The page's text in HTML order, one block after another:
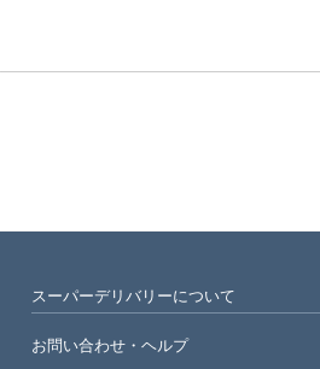
スーパーデリバリーについて
お問い合わせ・ヘルプ